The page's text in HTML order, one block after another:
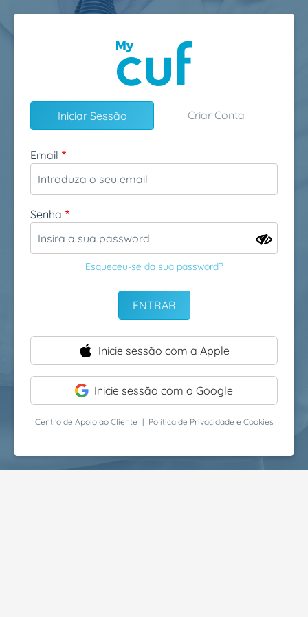
Passar para o conteúdo principal
Iniciar Sessão Criar Conta
Email
Senha
Esqueceu-se da sua password?
Inicie sessão com a Apple
Inicie sessão com o Google
Centro de Apoio ao Cliente | Política de Privacidade e Cookies